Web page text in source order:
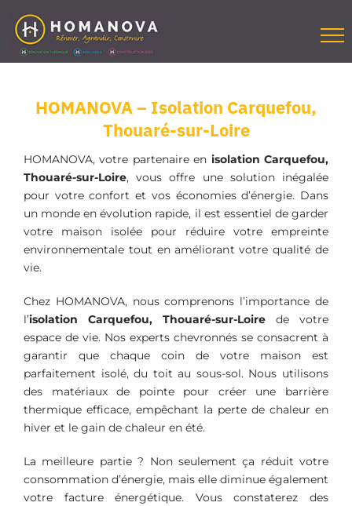
contenu
HOMANOVA – Isolation Carquefou,
Thouaré-sur-Loire
HOMANOVA, votre partenaire en isolation Carquefou,
Thouaré-sur-Loire, vous offre une solution inégalée
pour votre confort et vos économies d’énergie. Dans
un monde en évolution rapide, il est essentiel de garder
votre maison isolée pour réduire votre empreinte
environnementale tout en améliorant votre qualité de
vie.
Chez HOMANOVA, nous comprenons l’importance de
l’isolation Carquefou, Thouaré-sur-Loire de votre
espace de vie. Nos experts chevronnés se consacrent à
garantir que chaque coin de votre maison est
parfaitement isolé, du toit au sous-sol. Nous utilisons
des matériaux de pointe pour créer une barrière
thermique efficace, empêchant la perte de chaleur en
hiver et le gain de chaleur en été.
La meilleure partie ? Non seulement ça réduit votre
consommation d’énergie, mais elle diminue également
votre facture énergétique. Vous constaterez des